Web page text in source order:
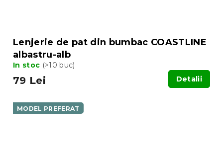
Lenjerie de pat din bumbac COASTLINE
albastru-alb
In stoc (>10 buc)
79 Lei Detalii
MODEL PREFERAT